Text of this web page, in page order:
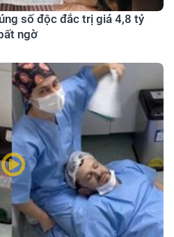
số độc đắc trị giá 4,8 tỷ
ngờ